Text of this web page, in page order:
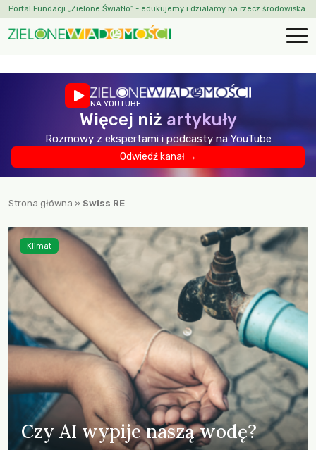
Portal Fundacji „Zielone Światło” - edukujemy i działamy na rzecz środowiska.
NA YOUTUBE
Więcej niż artykuły
Rozmowy z ekspertami i podcasty na YouTube
Odwiedź kanał →
Strona główna » Swiss RE
Czy AI wypije naszą wodę?
Klimat